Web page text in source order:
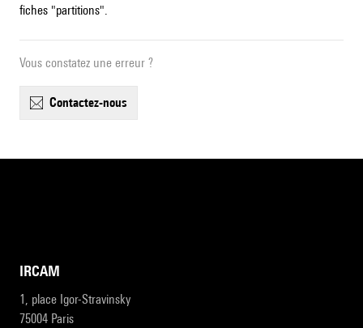
fiches "partitions".
Vous constatez une erreur ?
contactez-nous
IRCAM
1, place Igor-Stravinsky
75004 Paris